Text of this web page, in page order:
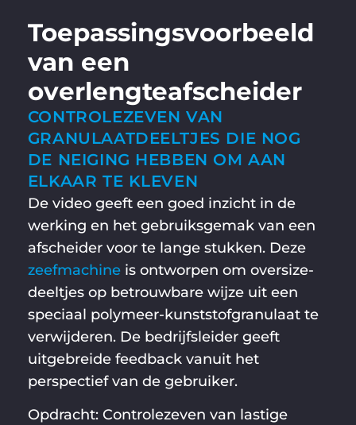
Toepassingsvoorbeeld
van een
overlengteafscheider
CONTROLEZEVEN VAN
GRANULAATDEELTJES DIE NOG
DE NEIGING HEBBEN OM AAN
ELKAAR TE KLEVEN
De video geeft een goed inzicht in de
werking en het gebruiksgemak van een
afscheider voor te lange stukken. Deze
zeefmachineis ontworpen om oversize-
deeltjes op betrouwbare wijze uit een
speciaal polymeer-kunststofgranulaat te
verwijderen. De bedrijfsleider geeft
uitgebreide feedback vanuit het
perspectief van de gebruiker.
Opdracht: Controlezeven van lastige